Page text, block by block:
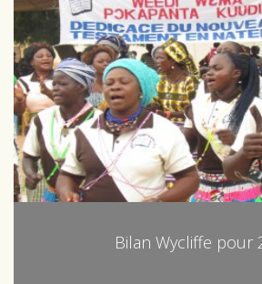
Bilan Wycliffe pour